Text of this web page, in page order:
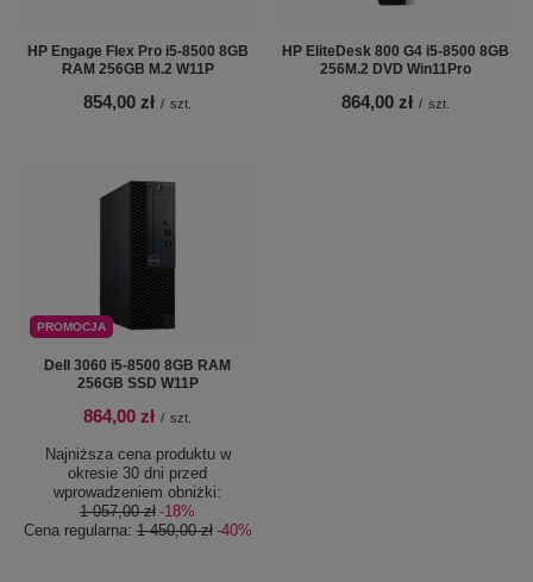
HP Engage Flex Pro i5-8500 8GB
RAM 256GB M.2 W11P
854,00 zł / szt.
HP EliteDesk 800 G4 i5-8500 8GB
256M.2 DVD Win11Pro
864,00 zł / szt.
PROMOCJA
Dell 3060 i5-8500 8GB RAM
256GB SSD W11P
864,00 zł / szt.
Najniższa cena produktu w
okresie 30 dni przed
wprowadzeniem obniżki:
1 057,00 zł -18%
Cena regularna:1 450,00 zł -40%